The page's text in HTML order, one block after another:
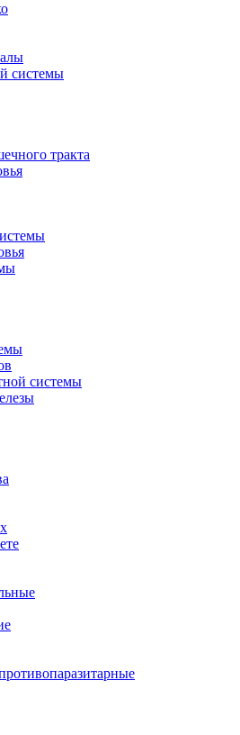
системы
тракта
системы